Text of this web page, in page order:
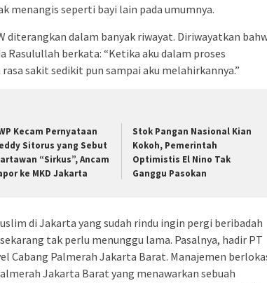
menangis seperti bayi lain pada umumnya.
diterangkan dalam banyak riwayat. Diriwayatkan
Rasulullah berkata: “Ketika aku dalam proses
sakit sedikit pun sampai aku melahirkannya.”
Kecam Pernyataan
Sitorus yang Sebut
“Sirkus”, Ancam
ke MKD Jakarta
Stok Pangan Nasional Kian
Kokoh, Pemerintah
Optimistis El Nino Tak
Ganggu Pasokan
di Jakarta yang sudah rindu ingin pergi beribadah
tak perlu menunggu lama. Pasalnya, hadir PT
Cabang Palmerah Jakarta Barat. Manajemen
Jakarta Barat yang menawarkan sebuah